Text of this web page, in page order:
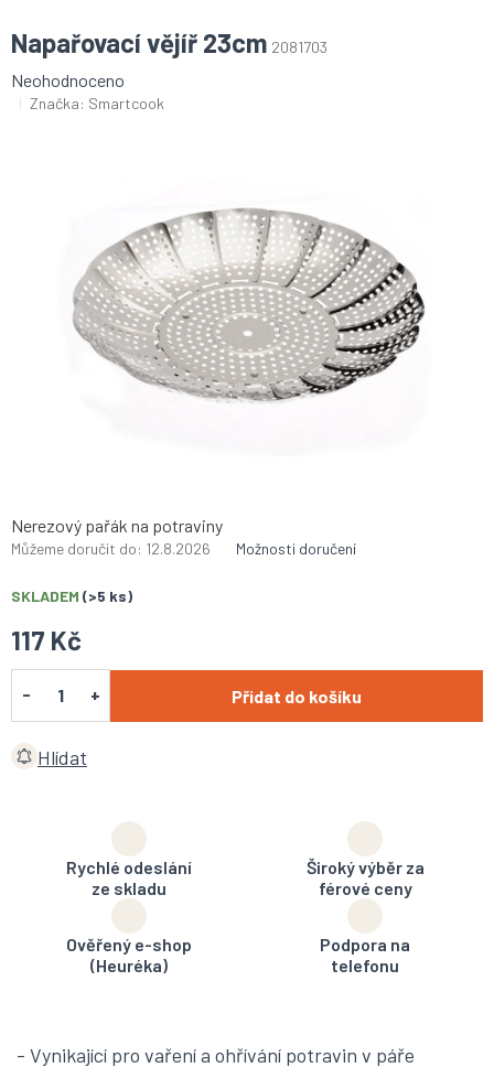
Napařovací vějíř 23cm 2081703
Průměrné
hodnocení
Neohodnoceno
Značka: Smartcook
117 Kč
SKLADEM (>5 ks)
Můžeme doručit do: 12.8.2026 Možnosti doručení
Přidat do košíku
Nerezový pařák na potraviny
Hlídat
Rychlé odeslání
ze skladu
Široký výběr za
férové ceny
Ověřený e-shop
(Heuréka)
Podpora na
telefonu
- Vynikající pro vaření a ohřívání potravin v páře